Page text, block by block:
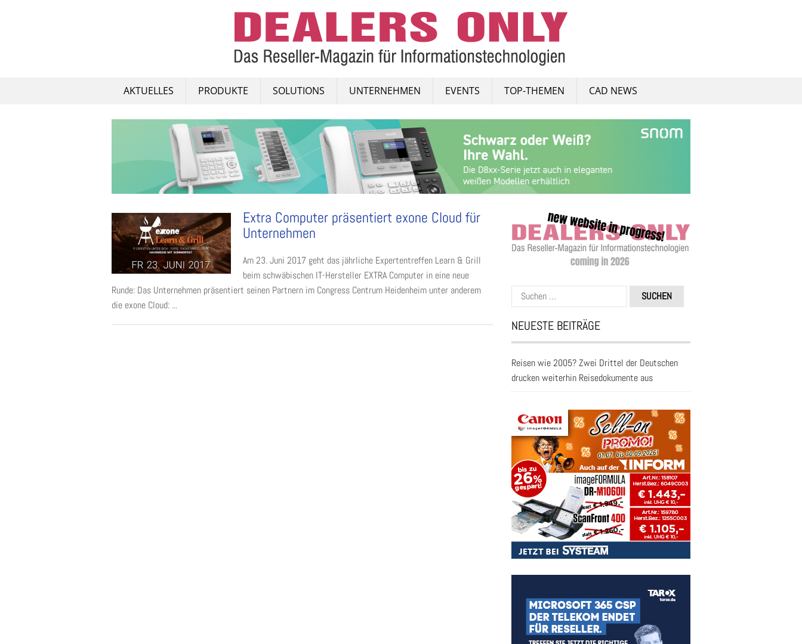
AKTUELLES PRODUKTE SOLUTIONS UNTERNEHMEN EVENTS TOP-THEMEN CAD NEWS
Extra Computer präsentiert exone Cloud für
Unternehmen
Am 23. Juni 2017 geht das jährliche Expertentreffen Learn & Grill
beim schwäbischen IT-Hersteller EXTRA Computer in eine neue
Runde: Das Unternehmen präsentiert seinen Partnern im Congress Centrum Heidenheim unter anderem
die exone Cloud: ...
Suchen
nach:
NEUESTE BEITRÄGE
Reisen wie 2005? Zwei Drittel der Deutschen
drucken weiterhin Reisedokumente aus